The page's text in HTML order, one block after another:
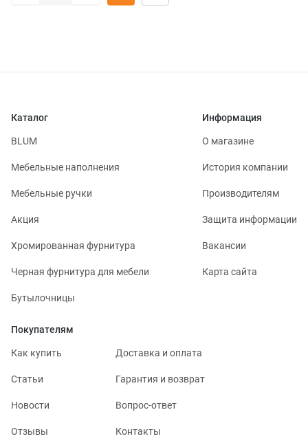
Каталог
BLUM
Мебельные наполнения
Мебельные ручки
Акция
Хромированная фурнитура
Черная фурнитура для мебели
Бутылочницы
Информация
О магазине
История компании
Производителям
Защита информации
Вакансии
Карта сайта
Покупателям
Как купить Доставка и оплата
Статьи Гарантия и возврат
Новости Вопрос-ответ
Отзывы Контакты